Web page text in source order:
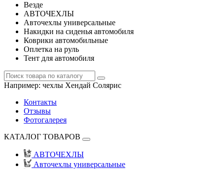
Везде
АВТОЧЕХЛЫ
Авточехлы универсальные
Накидки на сиденья автомобиля
Коврики автомобильные
Оплетка на руль
Тент для автомобиля
Например: чехлы Хендай Солярис
Контакты
Отзывы
Фотогалерея
КАТАЛОГ ТОВАРОВ
АВТОЧЕХЛЫ
Авточехлы универсальные